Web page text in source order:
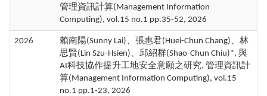
管理資訊計算(Management Information
Computing), vol.15 no.1 pp.35-52, 2026
2026
賴南陽(Sunny Lai)、張惠君(Huei-Chun Chang)、林
思賢(Lin Szu-Hsien)、邱紹群(Shao-Chun Chiu)*, 與
AI科技協作提升工地安全意願之研究, 管理資訊計
算(Management Information Computing), vol.15
no.1 pp.1-23, 2026